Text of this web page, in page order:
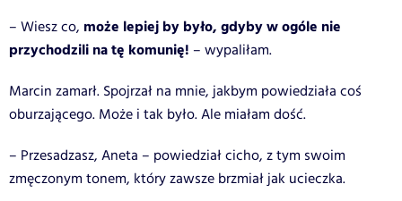
– Wiesz co, może lepiej by było, gdyby w ogóle nie
przychodzili na tę komunię! – wypaliłam.
Marcin zamarł. Spojrzał na mnie, jakbym powiedziała coś
oburzającego. Może i tak było. Ale miałam dość.
– Przesadzasz, Aneta – powiedział cicho, z tym swoim
zmęczonym tonem, który zawsze brzmiał jak ucieczka.